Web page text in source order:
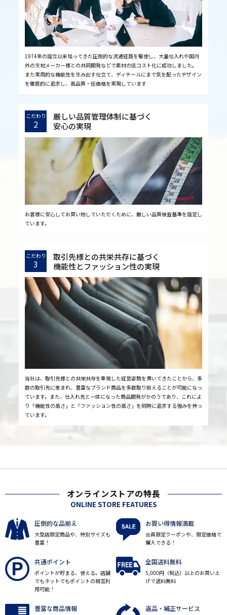
1974年の設立以来培ってきた圧倒的な流通経路を駆使し、大量仕入れや国内
外の生地メーカー様との共同開発などで素材の低コスト化に成功しました。
また実用的な機能性を生み出す仕立て、ディテールにまで気を配ったデザイン
を徹底的に追求し、高品質・低価格を実現しています
こだわり
2
厳しい品質管理体制に基づく
安心の実現
お客様に安心してお買い物していただくために、厳しい品質検査基準を設定し
ています。
こだわり
3
取引先様との共栄共存に基づく
機能性とファッション性の実現
当社は、取引先様との共栄共存を重視した経営姿勢を貫いてきたことから、多
数の取引先に恵まれ、豊富なブランド商品を多数取り揃えることが可能になっ
ています。また、仕入れ先と一体になった商品開発がかのうであり、これによ
り「機能性の高さ」と「ファッション性の高さ」を同時に追求する強みを持っ
ています。
オンラインストアの特長
ONLINE STORE FEATURES
圧倒的な品揃え
大型店限定商品や、特別サイズも
豊富！
お買い得情報満載
会員限定クーポンや、限定価格で
購入できる！
共通ポイント
ポイントが貯まる、使える。店舗
でもネットでもポイントの相互利
用可能！
全国送料無料
5,000円（税込）以上のお買い上
げで送料無料
豊富な商品情報 返品・補正サービス